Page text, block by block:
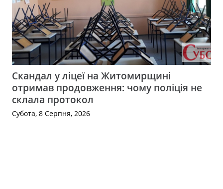
Скандал у ліцеї на Житомирщині
отримав продовження: чому поліція не
склала протокол
Субота, 8 Серпня, 2026